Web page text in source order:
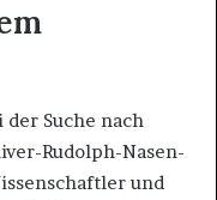
Suche nach
Rudolph-Nasen-
und